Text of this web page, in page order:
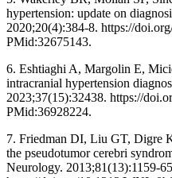
hypertension: update on
2020;20(4):384-8. https://
PMid:32675143.
6. Eshtiaghi A, Margolin E,
intracranial hypertension
2023;37(15):32438. https://
PMid:36928224.
7. Friedman DI, Liu GT, Digre
the pseudotumor cerebri
Neurology. 2013;81(13):1159-